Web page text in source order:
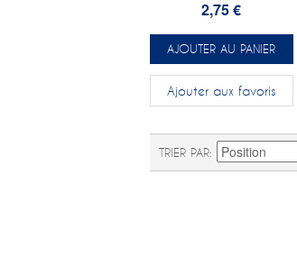
2,75 €
AJOUTER AU PANIER
Ajouter aux favoris
TRIER PAR